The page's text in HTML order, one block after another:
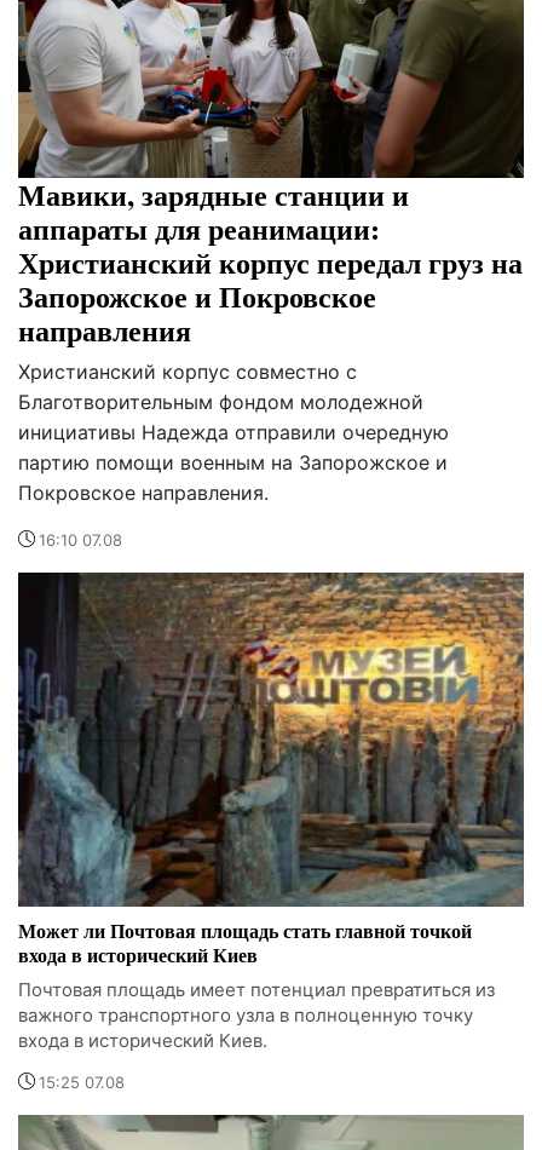
Мавики, зарядные станции и
аппараты для реанимации:
Христианский корпус передал груз на
Запорожское и Покровское
направления
Христианский корпус совместно с
Благотворительным фондом молодежной
инициативы Надежда отправили очередную
партию помощи военным на Запорожское и
Покровское направления.
16:10 07.08
Может ли Почтовая площадь стать главной точкой
входа в исторический Киев
Почтовая площадь имеет потенциал превратиться из
важного транспортного узла в полноценную точку
входа в исторический Киев.
15:25 07.08